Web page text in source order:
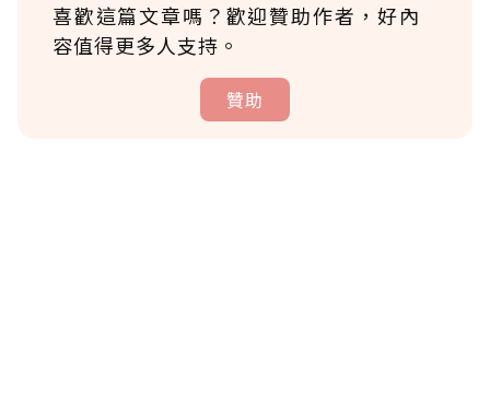
喜歡這篇文章嗎？歡迎贊助作者，好內
容值得更多人支持。
贊助